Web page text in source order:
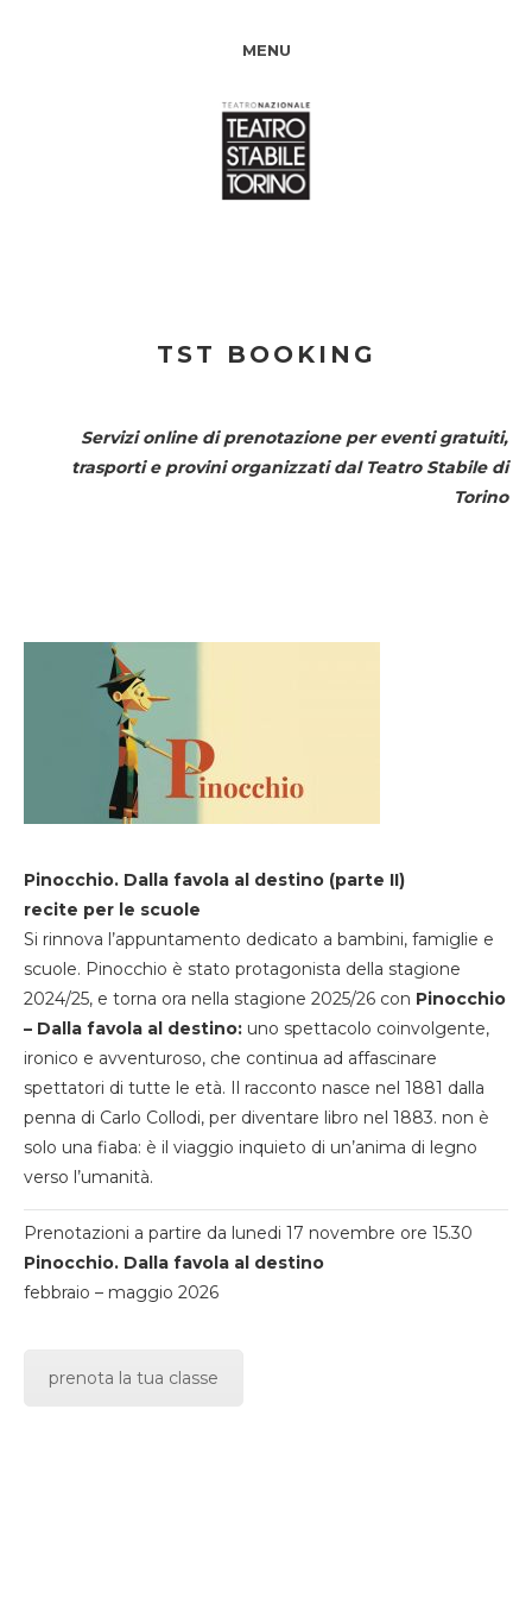
MENU
TST BOOKING
Servizi online di prenotazione per eventi gratuiti,
trasporti e provini organizzati dal Teatro Stabile di
Torino
Pinocchio. Dalla favola al destino (parte II)
recite per le scuole
Si rinnova l’appuntamento dedicato a bambini, famiglie e
scuole. Pinocchio è stato protagonista della stagione
2024/25, e torna ora nella stagione 2025/26 con Pinocchio
– Dalla favola al destino: uno spettacolo coinvolgente,
ironico e avventuroso, che continua ad affascinare
spettatori di tutte le età. Il racconto nasce nel 1881 dalla
penna di Carlo Collodi, per diventare libro nel 1883. non è
solo una fiaba: è il viaggio inquieto di un’anima di legno
verso l’umanità.
Prenotazioni a partire da lunedi 17 novembre ore 15.30
Pinocchio. Dalla favola al destino
febbraio – maggio 2026
prenota la tua classe